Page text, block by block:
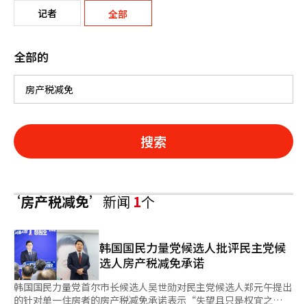
记者 全部
全部的
搜索
‘房产税减免’新闻1个
韩国国民力量党候选人批评民主党候
选人房产税减免承诺
韩国国民力量党首尔市长候选人吴世勋对民主党候选人郑元午提出
的针对单一住房者的房产税减免承诺表示“失望且只是权宜之